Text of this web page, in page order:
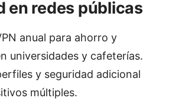
en redes públicas
anual para ahorro y
universidades y cafeterías.
y seguridad adicional
múltiples.